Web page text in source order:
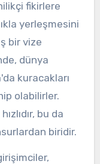
fikirlere
yerleşmesini
bir vize
dünya
kuracakları
olabilirler.
bu da
biridir.